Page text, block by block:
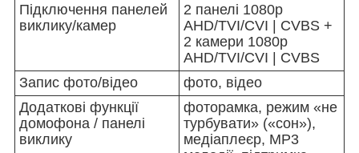
Підключення панелей
виклику/камер
2 панелі 1080p
AHD/TVI/CVI | CVBS +
2 камери 1080p
AHD/TVI/CVI | CVBS
Запис фото/відео
фото, відео
Додаткові функції
домофона / панелі
виклику
фоторамка, режим «не
турбувати» («сон»),
медіаплеєр, MP3